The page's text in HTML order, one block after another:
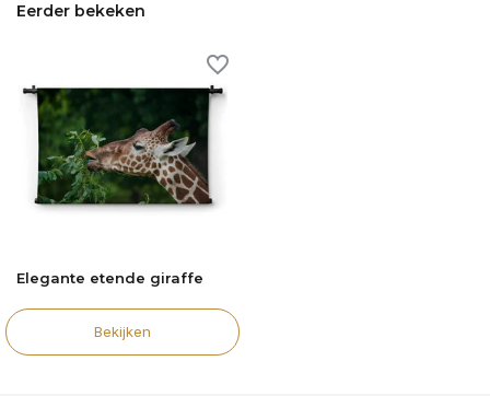
Eerder bekeken
Elegante etende giraffe
Bekijken